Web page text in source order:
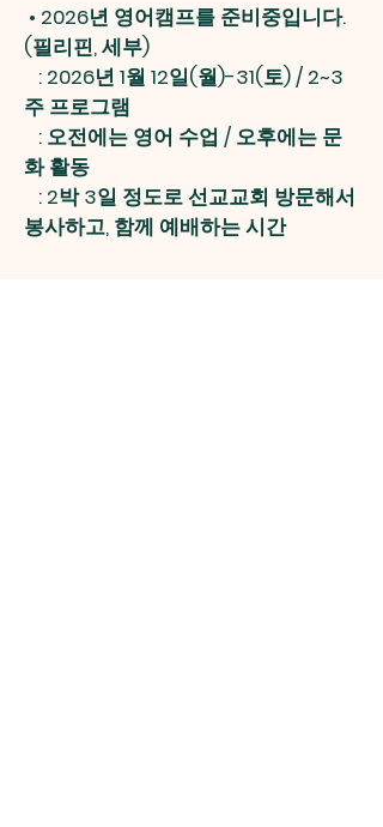
• 2026년 영어캠프를 준비중입니다.
(필리핀, 세부)
: 2026년 1월 12일(월)-31(토) / 2~3
주 프로그램
: 오전에는 영어 수업 / 오후에는 문
화 활동
: 2박 3일 정도로 선교교회 방문해서
봉사하고, 함께 예배하는 시간